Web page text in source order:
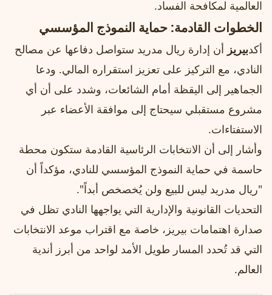
العالمية لمكافحة الفساد.
الخطوات القادمة: حماية النموذج المؤسسي
أكدبيريز أن إدارة ريال مدريد ستواصل دفاعها عن مصالح
النادي، مع التركيز على تعزيز استقراره المالي. ودعا
الجماهير إلى اليقظة أمام الشائعات، وشدد على أن أي
مشروع مستقبلي سيحتاج إلى موافقة الأعضاء عبر
الاستفتاءات.
وأشار إلى أن الانتخابات الرئاسية القادمة ستكون محطة
حاسمة في حماية النموذج المؤسسي للنادي، مؤكداً أن
"ريال مدريد ليس للبيع ولن يُخصخص أبداً".
التحديات القانونية والإدارية التي يواجهها النادي تظل في
صدارة اهتمامات بيريز، خاصة مع اقتراب موعد الانتخابات
التي قد تُحدد المسار طويل الأمد لواحد من أبرز أندية
العالم.